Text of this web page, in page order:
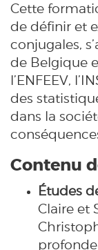
Cette
de définir et
conjugales,
de Belgique
l’ENFEEV,
des
dans la
Contenu
Études
Claire et